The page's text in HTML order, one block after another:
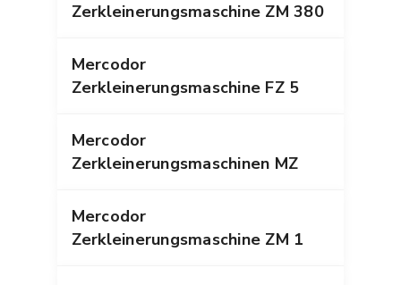
Zerkleinerungsmaschine ZM 380
Mercodor
Zerkleinerungsmaschine FZ 5
Mercodor
Zerkleinerungsmaschinen MZ
Mercodor
Zerkleinerungsmaschine ZM 1